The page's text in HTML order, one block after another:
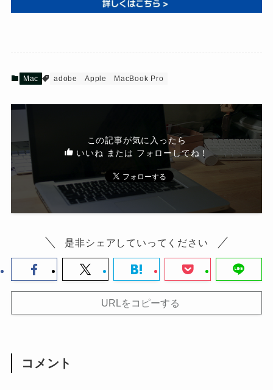
Mac adobe Apple MacBook Pro
この記事が気に入ったら
いいね または フォローしてね！
是非シェアしていってください
URLをコピーする
コメント